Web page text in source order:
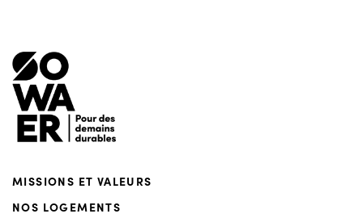
Menu de footer
MISSIONS ET VALEURS
NOS LOGEMENTS